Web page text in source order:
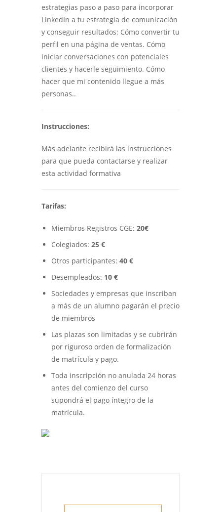
estrategias paso a paso para incorporar
LinkedIn a tu estrategia de comunicación
y conseguir resultados: Cómo convertir tu
perfil en una página de ventas. Cómo
iniciar conversaciones con potenciales
clientes y hacerle seguimiento. Cómo
hacer que mi contenido llegue a más
personas..
Instrucciones:
Más adelante recibirá las instrucciones
para que pueda contactarse y realizar
esta actividad formativa
Tarifas:
Miembros Registros CGE: 20€
Colegiados: 25 €
Otros participantes: 40 €
Desempleados: 10 €
Sociedades y empresas que inscriban
a más de un alumno pagarán el precio
de miembros
Las plazas son limitadas y se cubrirán
por riguroso orden de formalización
de matrícula y pago.
Toda inscripción no anulada 24 horas
antes del comienzo del curso
supondrá el pago íntegro de la
matrícula.